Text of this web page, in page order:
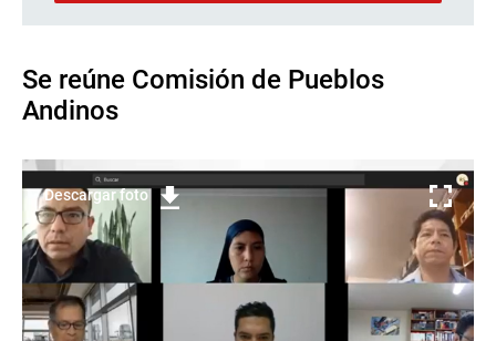
Se reúne Comisión de Pueblos
Andinos
Descargar foto